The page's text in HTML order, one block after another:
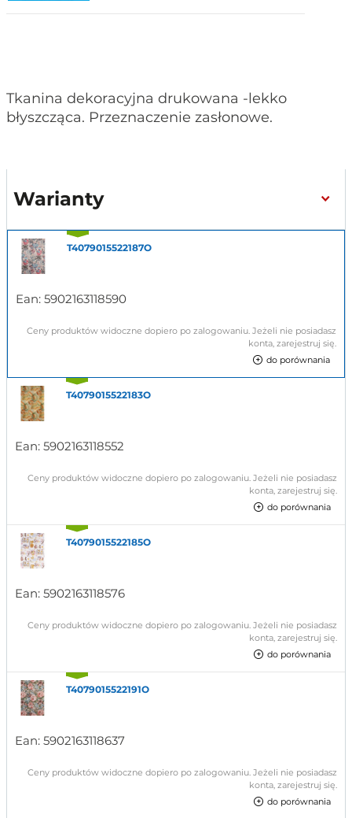
Tkanina dekoracyjna drukowana -lekko
błyszcząca. Przeznaczenie zasłonowe.
Warianty
T4079015522187O
Ean: 5902163118590
Ceny produktów widoczne dopiero po zalogowaniu. Jeżeli nie posiadasz
konta, zarejestruj się.
do porównania
T4079015522183O
Ean: 5902163118552
Ceny produktów widoczne dopiero po zalogowaniu. Jeżeli nie posiadasz
konta, zarejestruj się.
do porównania
T4079015522185O
Ean: 5902163118576
Ceny produktów widoczne dopiero po zalogowaniu. Jeżeli nie posiadasz
konta, zarejestruj się.
do porównania
T4079015522191O
Ean: 5902163118637
Ceny produktów widoczne dopiero po zalogowaniu. Jeżeli nie posiadasz
konta, zarejestruj się.
do porównania